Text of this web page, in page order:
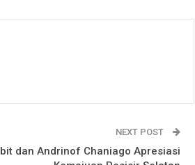
NEXT POST
dan Andrinof Chaniago Apresiasi